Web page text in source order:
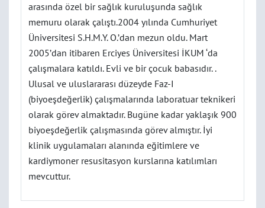
arasında özel bir sağlık kuruluşunda sağlık
memuru olarak çalıştı.2004 yılında Cumhuriyet
Üniversitesi S.H.M.Y. O.’dan mezun oldu. Mart
2005’dan itibaren Erciyes Üniversitesi İKUM ‘da
çalışmalara katıldı. Evli ve bir çocuk babasıdır. .
Ulusal ve uluslararası düzeyde Faz-I
(biyoeşdeğerlik) çalışmalarında laboratuar teknikeri
olarak görev almaktadır. Bugüne kadar yaklaşık 900
biyoeşdeğerlik çalışmasında görev almıştır. İyi
klinik uygulamaları alanında eğitimlere ve
kardiymoner resusitasyon kurslarına katılımları
mevcuttur.